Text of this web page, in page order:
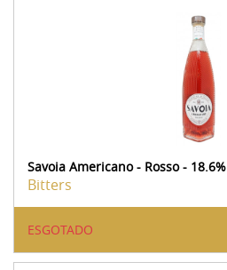
Savoia Americano - Rosso - 18.6%
Bitters
ESGOTADO